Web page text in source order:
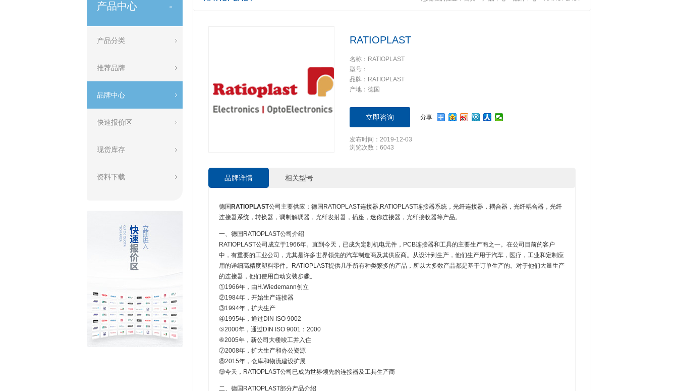
产品中心 -
产品分类
推荐品牌
品牌中心
快速报价区
现货库存
资料下载
RATIOPLAST
名称：RATIOPLAST
型号：
品牌：RATIOPLAST
产地：德国
立即咨询 分享:
发布时间：2019-12-03
浏览次数：6043
品牌详情 相关型号
德国 RATIOPLAST公司主要供应：德国RATIOPLAST连接器,RATIOPLAST连接器系统，光纤连接器，耦合器，光纤耦合器，光纤
连接器系统，转换器，调制解调器，光纤发射器，插座，迷你连接器，光纤接收器等产品。
一、德国RATIOPLAST公司介绍
RATIOPLAST公司成立于1966年。直到今天，已成为定制机电元件，PCB连接器和工具的主要生产商之一。在公司目前的客户
中，有重要的工业公司，尤其是许多世界领先的汽车制造商及其供应商。从设计到生产，他们生产用于汽车，医疗，工业和定制应
用的详细高精度塑料零件。RATIOPLAST提供几乎所有种类繁多的产品，所以大多数产品都是基于订单生产的。对于他们大量生产
的连接器，他们使用自动安装步骤。
①1966年，由H.Wiedemann创立
②1984年，开始生产连接器
③1994年，扩大生产
④1995年，通过DIN ISO 9002
⑤2000年，通过DIN ISO 9001：2000
⑥2005年，新公司大楼竣工并入住
⑦2008年，扩大生产和办公资源
⑧2015年，仓库和物流建设扩展
⑨今天，RATIOPLAST公司已成为世界领先的连接器及工具生产商
二、德国RATIOPLAST部分产品介绍